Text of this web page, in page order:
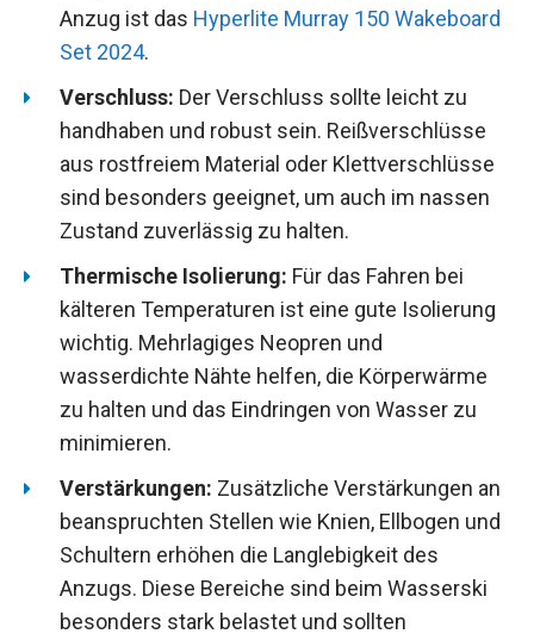
Anzug ist das Hyperlite Murray 150 Wakeboard
Set 2024.
Verschluss: Der Verschluss sollte leicht zu
handhaben und robust sein. Reißverschlüsse
aus rostfreiem Material oder Klettverschlüsse
sind besonders geeignet, um auch im nassen
Zustand zuverlässig zu halten.
Thermische Isolierung: Für das Fahren bei
kälteren Temperaturen ist eine gute Isolierung
wichtig. Mehrlagiges Neopren und
wasserdichte Nähte helfen, die Körperwärme
zu halten und das Eindringen von Wasser zu
minimieren.
Verstärkungen: Zusätzliche Verstärkungen an
beanspruchten Stellen wie Knien, Ellbogen und
Schultern erhöhen die Langlebigkeit des
Anzugs. Diese Bereiche sind beim Wasserski
besonders stark belastet und sollten